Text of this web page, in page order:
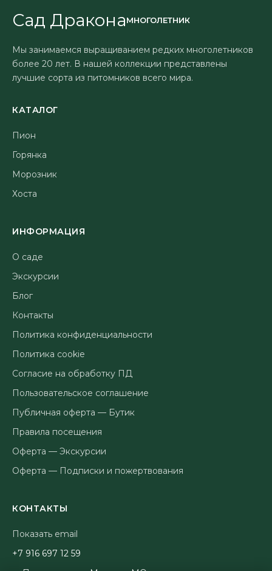
Сад ДраконаМНОГОЛЕТНИК
Мы занимаемся выращиванием редких многолетников
более 20 лет. В нашей коллекции представлены
лучшие сорта из питомников всего мира.
КАТАЛОГ
Пион
Горянка
Морозник
Хоста
ИНФОРМАЦИЯ
О саде
Экскурсии
Блог
Контакты
Политика конфиденциальности
Политика cookie
Согласие на обработку ПД
Пользовательское соглашение
Публичная оферта — Бутик
Правила посещения
Оферта — Экскурсии
Оферта — Подписки и пожертвования
КОНТАКТЫ
Показать email
95 21 796 619 7+